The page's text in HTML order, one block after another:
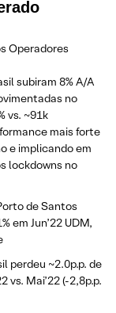
Operadores
subiram 8% A/A
no
vs. ~91k
mais forte
e implicando em
lockdowns no
de Santos
em Jun’22 UDM,
perdeu ~2.0p.p. de
vs. Mai’22 (-2,8p.p.